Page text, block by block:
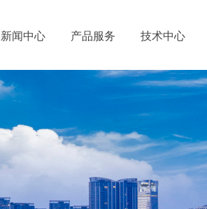
新闻中心 产品服务 技术中心